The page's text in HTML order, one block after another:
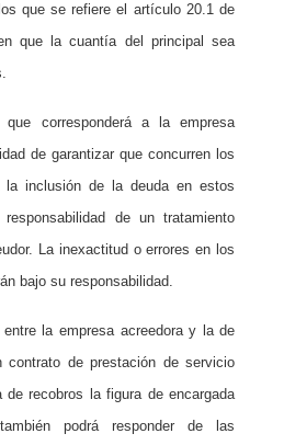
que se refiere el artículo 20.1 de
que la cuantía del principal sea
que corresponderá a la empresa
de garantizar que concurren los
la inclusión de la deuda en estos
de un tratamiento
La inexactitud o errores en los
bajo su responsabilidad.
la empresa acreedora y la de
contrato de prestación de servicio
recobros la figura de encargada
podrá responder de las